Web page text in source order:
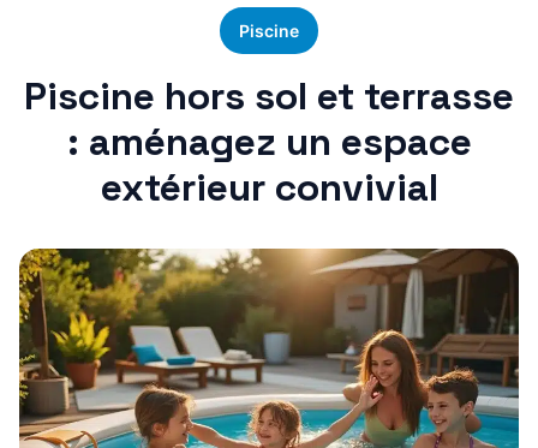
Piscine
Piscine hors sol et terrasse
: aménagez un espace
extérieur convivial